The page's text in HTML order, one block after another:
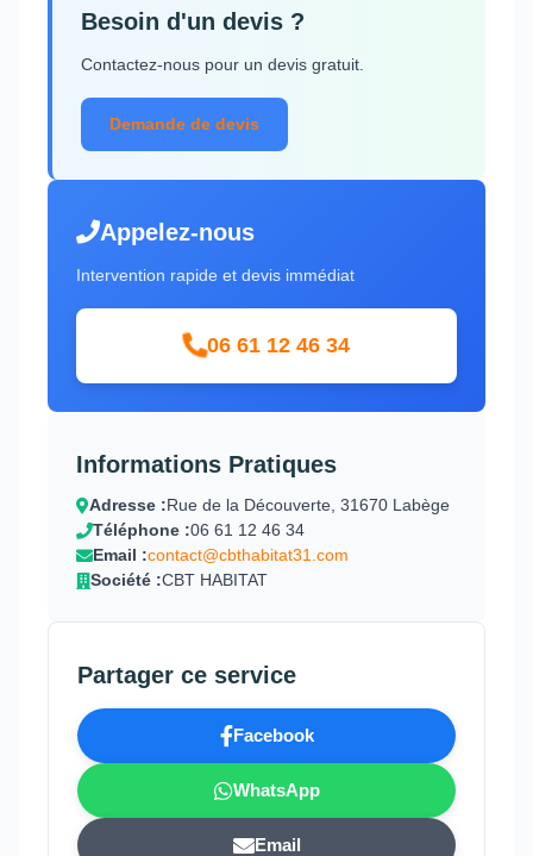
Besoin d'un devis ?
Contactez-nous pour un devis gratuit.
Demande de devis
Appelez-nous
Intervention rapide et devis immédiat
06 61 12 46 34
Informations Pratiques
Adresse :Rue de la Découverte, 31670 Labège
Téléphone :06 61 12 46 34
Email :contact@cbthabitat31.com
Société :CBT HABITAT
Partager ce service
Facebook
WhatsApp
Email